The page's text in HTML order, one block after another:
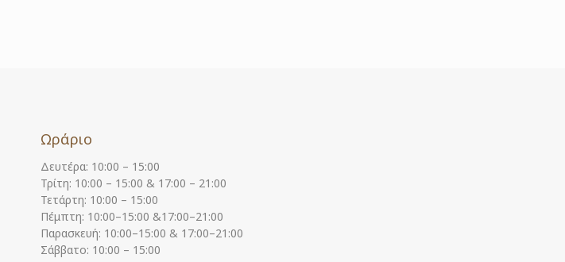
Ωράριο
Δευτέρα: 10:00 – 15:00
Τρίτη: 10:00 – 15:00 & 17:00 – 21:00
Τετάρτη: 10:00 – 15:00
Πέμπτη: 10:00–15:00 &17:00–21:00
Παρασκευή: 10:00–15:00 & 17:00–21:00
Σάββατο: 10:00 – 15:00